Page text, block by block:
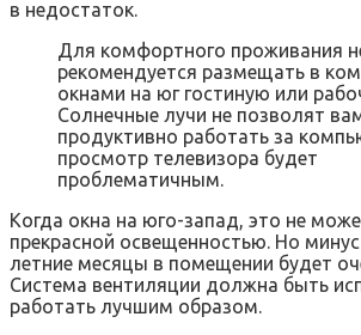
в недостаток.
Для комфортного проживания
рекомендуется размещать в
окнами на юг гостиную или
Солнечные лучи не позволят
продуктивно работать за
просмотр телевизора будет
проблематичным.
Когда окна на юго-запад, это не
прекрасной освещенностью. Но
летние месяцы в помещении будет
Система вентиляции должна быть
работать лучшим образом.